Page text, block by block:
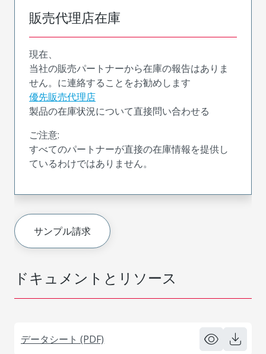
ドキュメントとリソース
データシート (PDF)
販売代理店在庫
現在、
当社の販売パートナーから在庫の報告はありま
せん。に連絡することをお勧めします
優先販売代理店
製品の在庫状況について直接問い合わせる
ご注意:
すべてのパートナーが直接の在庫情報を提供し
ているわけではありません。
サンプル請求